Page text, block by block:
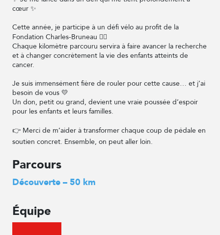
cœur ✨
Cette année, je participe à un défi vélo au profit de la
Fondation Charles-Bruneau 🚴‍♀️
Chaque kilomètre parcouru servira à faire avancer la recherche
et à changer concrètement la vie des enfants atteints de
cancer.
Je suis immensément fière de rouler pour cette cause… et j’ai
besoin de vous 💛
Un don, petit ou grand, devient une vraie poussée d’espoir
pour les enfants et leurs familles.
👉 Merci de m’aider à transformer chaque coup de pédale en
soutien concret. Ensemble, on peut aller loin.
Parcours
Découverte – 50 km
Équipe